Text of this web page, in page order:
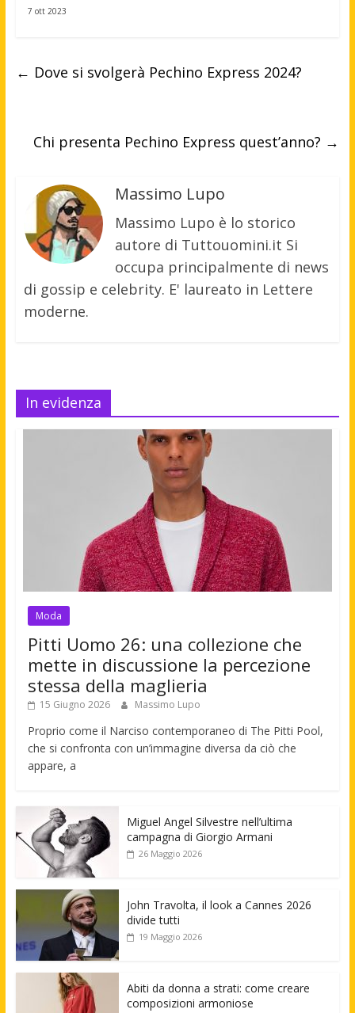
7 ott 2023
← Dove si svolgerà Pechino Express 2024?
Chi presenta Pechino Express quest’anno? →
Massimo Lupo
Massimo Lupo è lo storico
autore di Tuttouomini.it Si
occupa principalmente di news
di gossip e celebrity. E' laureato in Lettere
moderne.
In evidenza
Moda
Pitti Uomo 26: una collezione che
mette in discussione la percezione
stessa della maglieria
15 Giugno 2026 Massimo Lupo
Proprio come il Narciso contemporaneo di The Pitti Pool,
che si confronta con un’immagine diversa da ciò che
appare, a
Miguel Angel Silvestre nell’ultima
campagna di Giorgio Armani
26 Maggio 2026
John Travolta, il look a Cannes 2026
divide tutti
19 Maggio 2026
Abiti da donna a strati: come creare
composizioni armoniose